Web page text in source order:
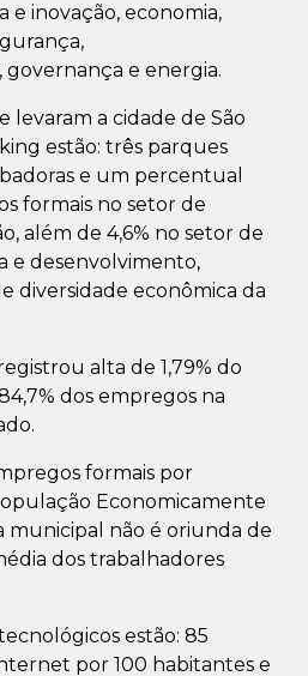
e inovação, economia,
e energia.
levaram a cidade de São
estão: três parques
e um percentual
formais no setor de
além de 4,6% no setor de
e desenvolvimento,
diversidade econômica da
alta de 1,79% do
dos empregos na
formais por
Economicamente
municipal não é oriunda de
dos trabalhadores
estão: 85
por 100 habitantes e